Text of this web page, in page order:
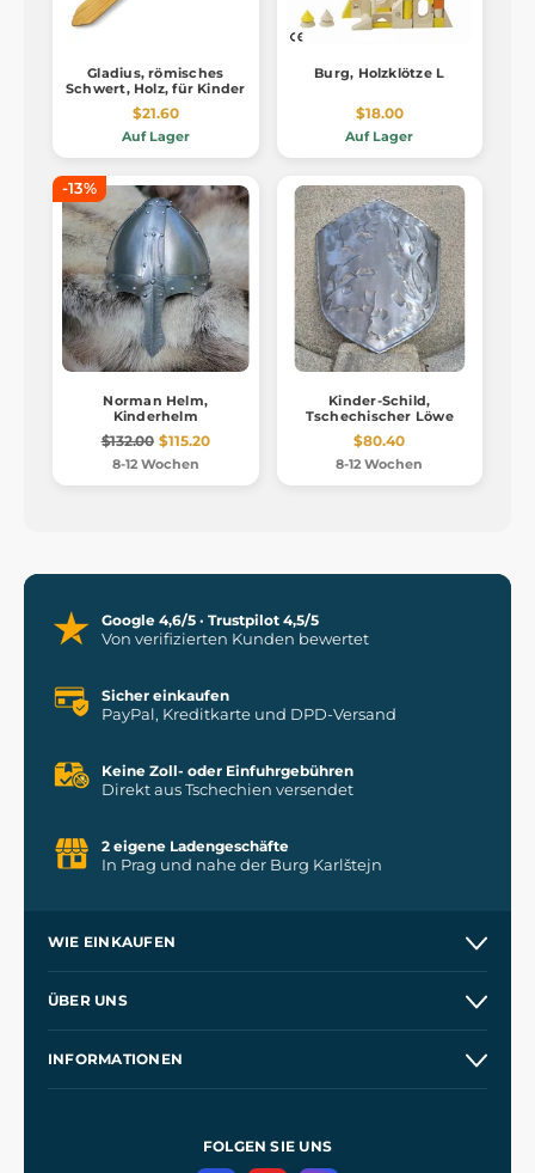
Gladius, römisches
Schwert, Holz, für Kinder
$21.60
Auf Lager
Burg, Holzklötze L
$18.00
Auf Lager
-13%
Norman Helm,
Kinderhelm
$132.00 $115.20
8-12 Wochen
Kinder-Schild,
Tschechischer Löwe
$80.40
8-12 Wochen
Google 4,6/5 · Trustpilot 4,5/5
Von verifizierten Kunden bewertet
Sicher einkaufen
PayPal, Kreditkarte und DPD-Versand
Keine Zoll- oder Einfuhrgebühren
Direkt aus Tschechien versendet
2 eigene Ladengeschäfte
In Prag und nahe der Burg Karlštejn
WIE EINKAUFEN
Kontakt
ÜBER UNS
INFORMATIONEN
DatenschutzerklärungFOLGEN SIE UNS